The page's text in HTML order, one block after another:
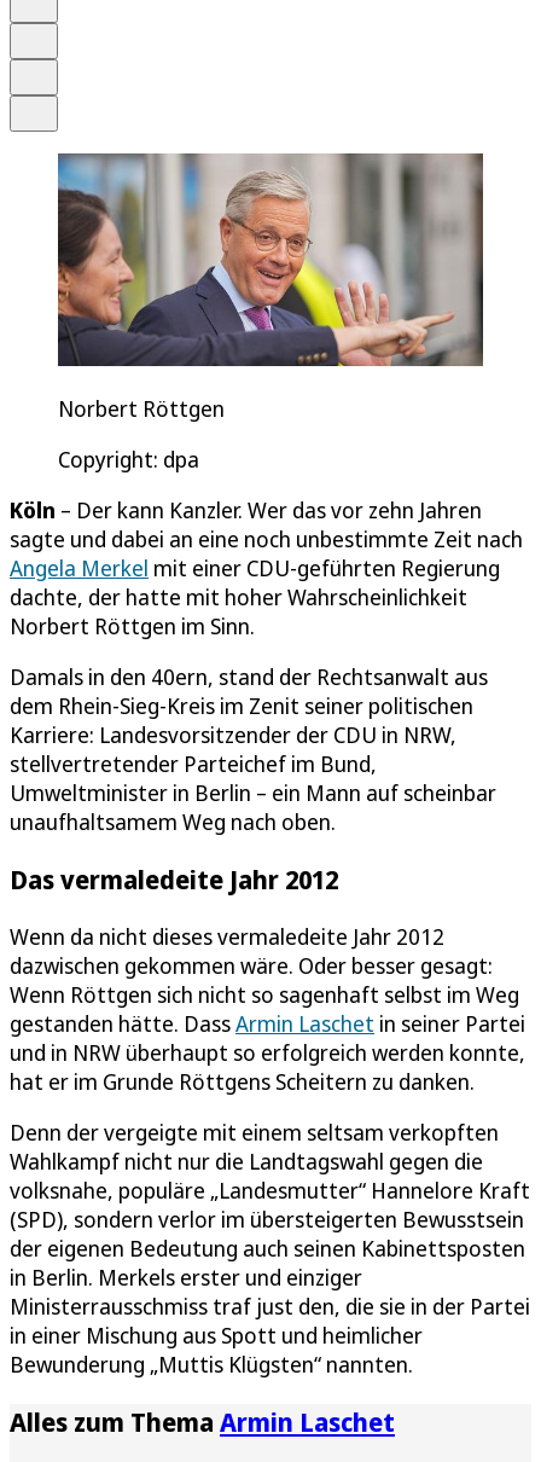
Norbert Röttgen
Copyright: dpa
Köln – Der kann Kanzler. Wer das vor zehn Jahren
sagte und dabei an eine noch unbestimmte Zeit nach
Angela Merkel mit einer CDU-geführten Regierung
dachte, der hatte mit hoher Wahrscheinlichkeit
Norbert Röttgen im Sinn.
Damals in den 40ern, stand der Rechtsanwalt aus
dem Rhein-Sieg-Kreis im Zenit seiner politischen
Karriere: Landesvorsitzender der CDU in NRW,
stellvertretender Parteichef im Bund,
Umweltminister in Berlin – ein Mann auf scheinbar
unaufhaltsamem Weg nach oben.
Das vermaledeite Jahr 2012
Wenn da nicht dieses vermaledeite Jahr 2012
dazwischen gekommen wäre. Oder besser gesagt:
Wenn Röttgen sich nicht so sagenhaft selbst im Weg
gestanden hätte. DassArmin Laschet in seiner Partei
und in NRW überhaupt so erfolgreich werden konnte,
hat er im Grunde Röttgens Scheitern zu danken.
Denn der vergeigte mit einem seltsam verkopften
Wahlkampf nicht nur die Landtagswahl gegen die
volksnahe, populäre „Landesmutter“ Hannelore Kraft
(SPD), sondern verlor im übersteigerten Bewusstsein
der eigenen Bedeutung auch seinen Kabinettsposten
in Berlin. Merkels erster und einziger
Ministerrausschmiss traf just den, die sie in der Partei
in einer Mischung aus Spott und heimlicher
Bewunderung „Muttis Klügsten“ nannten.
Alles zum Thema Armin Laschet